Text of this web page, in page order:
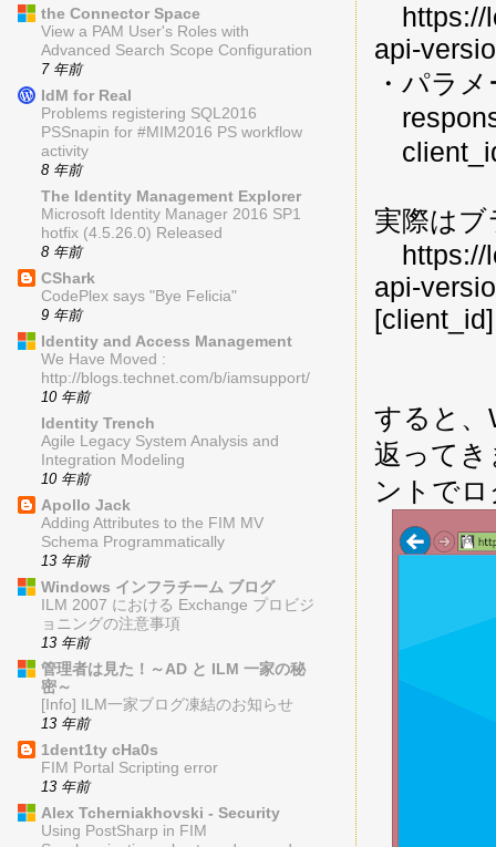
https://
api-
・パラ
実際は
https://
api-
[client_id]
すると、
返ってき
ントで
the Connector Space
View a PAM User's Roles with
Advanced Search Scope Configuration
7 年前
IdM for Real
Problems registering SQL2016
PSSnapin for #MIM2016 PS workflow
activity
8 年前
The Identity Management Explorer
Microsoft Identity Manager 2016 SP1
hotfix (4.5.26.0) Released
8 年前
CShark
CodePlex says "Bye Felicia"
9 年前
Identity and Access Management
We Have Moved :
http://blogs.technet.com/b/iamsupport/
10 年前
Identity Trench
Agile Legacy System Analysis and
Integration Modeling
10 年前
Apollo Jack
Adding Attributes to the FIM MV
Schema Programmatically
13 年前
Windows インフラチーム ブログ
ILM 2007 における Exchange プロビジ
ョニングの注意事項
13 年前
管理者は見た！～AD と ILM 一家の秘
密～
[Info] ILM一家ブログ凍結のお知らせ
13 年前
1dent1ty cHa0s
FIM Portal Scripting error
13 年前
Alex Tcherniakhovski - Security
Using PostSharp in FIM